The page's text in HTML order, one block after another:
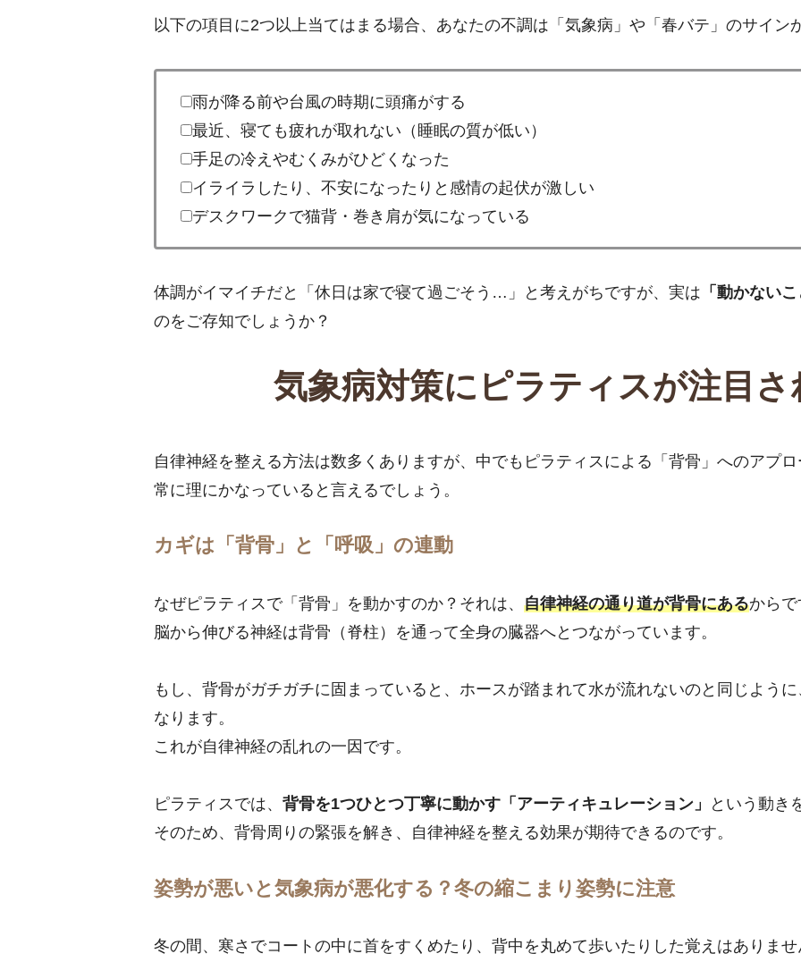
以下の項目に2つ以上当てはまる場合、あなたの不調は「気象病」や「春バテ」のサイン
雨が降る前や台風の時期に頭痛がする
最近、寝ても疲れが取れない（睡眠の質が低い）
手足の冷えやむくみがひどくなった
イライラしたり、不安になったりと感情の起伏が激しい
デスクワークで猫背・巻き肩が気になっている
体調がイマイチだと「休日は家で寝て過ごそう…」と考えがちですが、実は 「動かない
のをご存知でしょうか？
気象病対策にピラティスが注目
自律神経を整える方法は数多くありますが、中でもピラティスによる「背骨」へのアプ
常に理にかなっていると言えるでしょう。
カギは「背骨」と「呼吸」の連動
なぜピラティスで「背骨」を動かすのか？それは、 自律神経の通り道が背骨にあるからで
脳から伸びる神経は背骨（脊柱）を通って全身の臓器へとつながっています。
もし、背骨がガチガチに固まっていると、ホースが踏まれて水が流れないのと同じよう
なります。
これが自律神経の乱れの一因です。
ピラティスでは、 背骨を1つひとつ丁寧に動かす「アーティキュレーション」
という動き
そのため、背骨周りの緊張を解き、自律神経を整える効果が期待できるのです。
姿勢が悪いと気象病が悪化する？冬の縮こまり姿勢に注意
冬の間、寒さでコートの中に首をすくめたり、背中を丸めて歩いたりした覚えはありま